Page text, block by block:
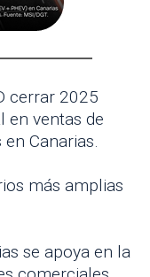
cerrar 2025
en ventas de
Canarias.
más amplias
se apoya en la